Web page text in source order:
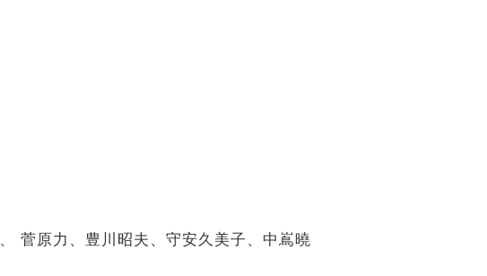
菅原力、豊川昭夫、守安久美子、中嶌曉